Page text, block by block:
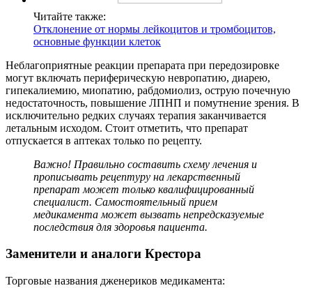
Читайте также:
Отклонение от нормы лейкоцитов и тромбоцитов,
основные функции клеток
Неблагоприятные реакции препарата при передозировке
могут включать периферическую невропатию, диарею,
гипекалиемию, миопатию, рабдомиолиз, острую почечную
недостаточность, повышение ЛПНП и помутнение зрения. В
исключительно редких случаях терапия заканчивается
летальным исходом. Стоит отметить, что препарат
отпускается в аптеках только по рецепту.
Важно! Правильно составить схему лечения и
прописывать рецептуру на лекарственный
препарат может только квалифицированный
специалист. Самостоятельный прием
медикамента может вызвать непредсказуемые
последствия для здоровья пациента.
Заменители и аналоги Крестора
Торговые названия дженериков медикамента: